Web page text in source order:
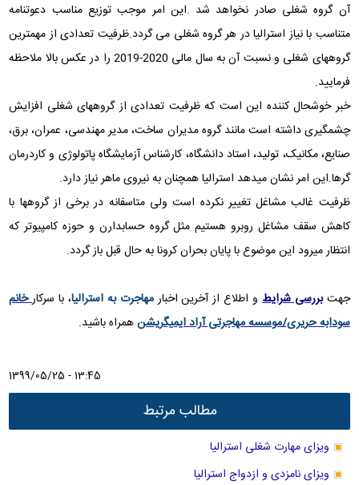
آن گروه شغلی صادر نخواهد شد .این امر موجب توزیع مناسب دعوتنامه
متناسب با نیاز استرالیا در هر گروه شغلی می گردد.ظرفیت تعدادی از مهمترین
گروههای شغلی و نسبت آن به سال مالی 2020-2019 را در عکس بالا ملاحظه
فرمایید.
خبر خوشحال کننده این است که ظرفیت تعدادی از گروههای شغلی افزایش
چشمگیری داشته است مانند گروه مدیران ساخت، مدیر مهندسی، عمران، برق،
صنایع، مکانیک، تولید، استاد دانشگاه، کارشناس آزمایشگاه پاتولوژی و کاردرمان
گرها.این امر نشان میدهد استرالیا همچنان به نیروی ماهر نیاز دارد.
ظرفیت غالب مشاغل تغییر نکرده است ولی متاسفانه در برخی از گروهها با
کاهش سقف مشاغل روبرو هستیم مثل گروه حسابدارن و حوزه کامپیوتر که
انتظار میرود این موضوع با پایان بحران کرونا به حال قبل باز گردد.
جهت بررسی شرایطو اطلاع از آخرین اخبارمهاجرت به استرالیا، با سرکار خانم
سودابه حریری/موسسه مهاجرتی آراد ایمیگریشنهمراه باشید.
1399/05/25 - 13:45
مطالب مرتبط
ویزای مهارت شغلی استرالیا
ویزای نامزدی و ازدواج استرالیا